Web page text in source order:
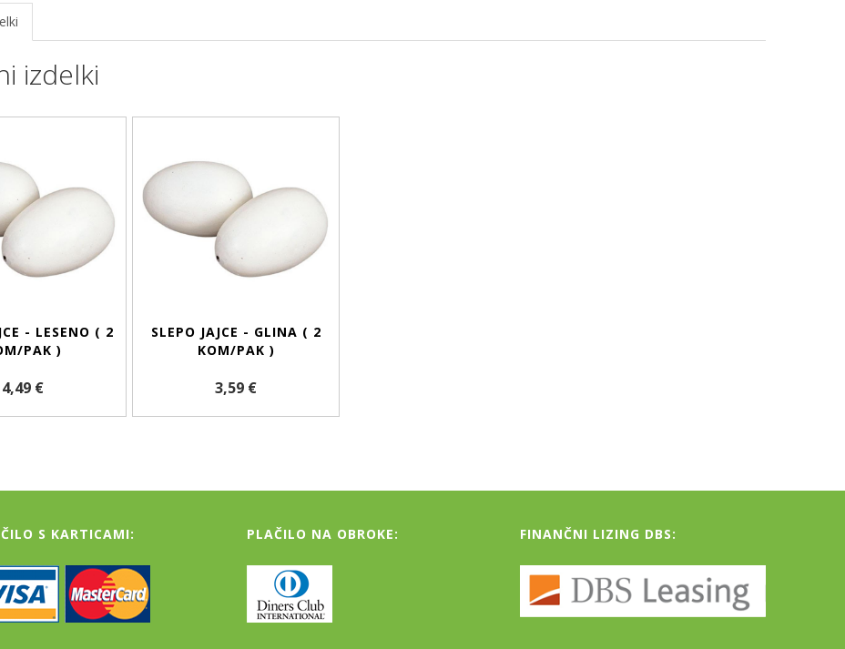
izdelki
- LESENO ( 2
PAK )
4,49 €
SLEPO JAJCE - GLINA ( 2
KOM/PAK )
3,59 €
S KARTICAMI: PLAČILO NA OBROKE: FINANČNI LIZING DBS: